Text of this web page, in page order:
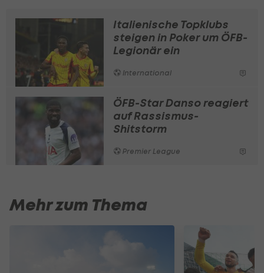
Italienische Topklubs
steigen in Poker um ÖFB-
Legionär ein
International
ÖFB-Star Danso reagiert
auf Rassismus-
Shitstorm
Premier League
Mehr zum Thema